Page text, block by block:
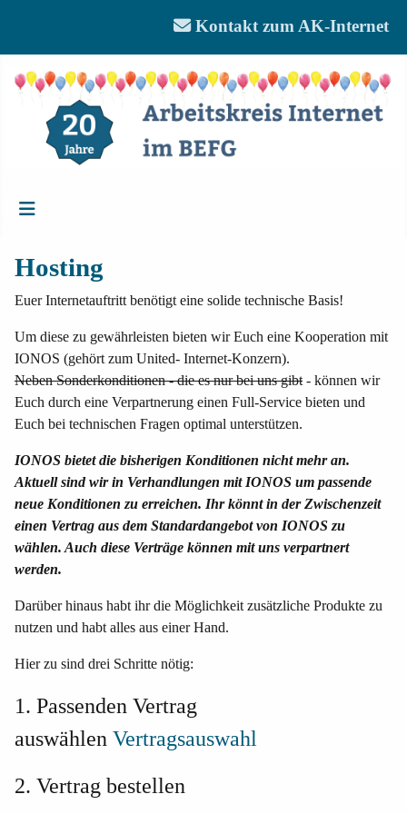
Kontakt zum AK-Internet
Hosting
Euer Internetauftritt benötigt eine solide technische Basis!
Um diese zu gewährleisten bieten wir Euch eine Kooperation mit
IONOS (gehört zum United- Internet-Konzern).
Neben Sonderkonditionen - die es nur bei uns gibt - können wir
Euch durch eine Verpartnerung einen Full-Service bieten und
Euch bei technischen Fragen optimal unterstützen.
IONOS bietet die bisherigen Konditionen nicht mehr an.
Aktuell sind wir in Verhandlungen mit IONOS um passende
neue Konditionen zu erreichen. Ihr könnt in der Zwischenzeit
einen Vertrag aus dem Standardangebot von IONOS zu
wählen. Auch diese Verträge können mit uns verpartnert
werden.
Darüber hinaus habt ihr die Möglichkeit zusätzliche Produkte zu
nutzen und habt alles aus einer Hand.
Hier zu sind drei Schritte nötig:
1. Passenden Vertrag
auswählen Vertragsauswahl
2. Vertrag bestellen